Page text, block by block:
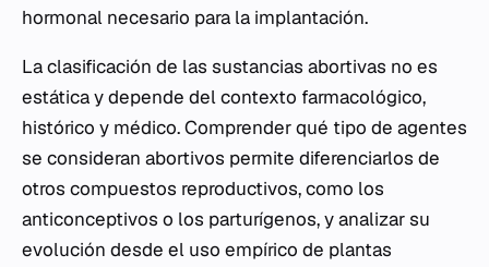
hormonal necesario para la implantación.
La clasificación de las sustancias abortivas no es
estática y depende del contexto farmacológico,
histórico y médico. Comprender qué tipo de agentes
se consideran abortivos permite diferenciarlos de
otros compuestos reproductivos, como los
anticonceptivos o los parturígenos, y analizar su
evolución desde el uso empírico de plantas